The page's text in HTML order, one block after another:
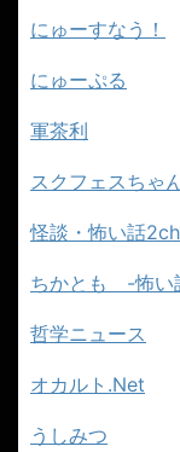
にゅーすなう！
にゅーぷる
軍茶利
スクフェスちゃ
怪談・怖い話
ちかとも -怖い
哲学ニュース
オカルト.Net
うしみつ